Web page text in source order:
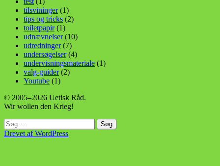
tilsvininger(1)
tips og tricks (2)
toiletpapir(1)
udnævnelser(10)
udredninger(7)
undersøgelser(4)
undervisningsmateriale (1)
valg-guider(2)
Youtube (1)
© 2005–2026 Uetisk Råd.
Wir wollen den Krieg!
Søg
efter:
Drevet af WordPress